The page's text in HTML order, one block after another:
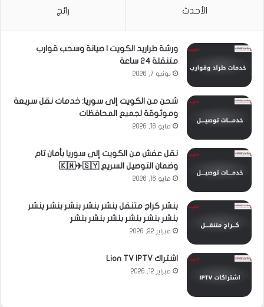
الأحدث رائج
ورشة طراريد الكويت | صيانة وسحب قوارب
متنقلة 24 ساعة
يونيو 7, 2026
شحن من الكويت إلى سوريا: خدمات نقل سريعة
وموثوقة لجميع المحافظات
مايو 16, 2026
نقل عفش من الكويت إلى سوريا بأمان تام
وضمان التوصيل السريع 🇰🇼✈️🇸🇾
مايو 16, 2026
بنشر كراج متنقل بنشر بنشر بنشر بنشر بنشر
بنشر بنشر بنشر بنشر بنشر بنشر
فبراير 22, 2026
اشتراك Lion TV IPTV
فبراير 12, 2026